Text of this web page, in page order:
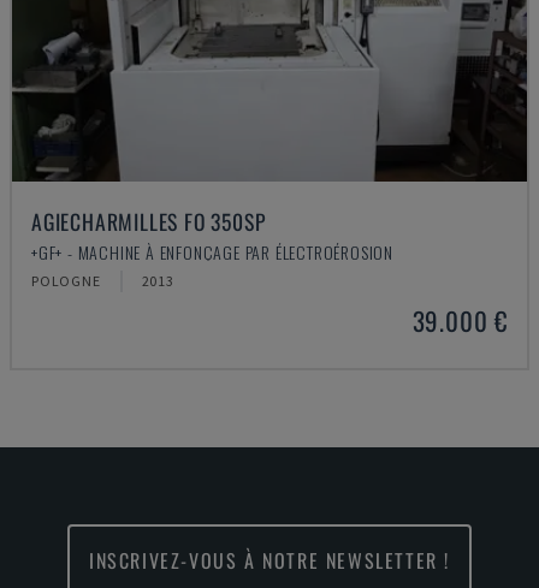
AGIECHARMILLES FO 350SP
+GF+ - MACHINE À ENFONÇAGE PAR ÉLECTROÉROSION
POLOGNE 2013
39.000 €
INSCRIVEZ-VOUS À NOTRE NEWSLETTER !